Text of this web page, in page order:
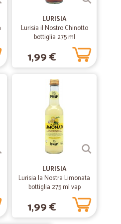
perani
Cecilia2595@gmail. m
della consegna a domicilio di
21/12/2019
così! Prodotti di qualità a
perfetti, consegna veloce con
Sicuramente farò altri acquisti.
LURISIA
Lurisia il Nostro Chinotto
bottiglia 275 ml
1,99 €
LURISIA
Lurisia la Nostra Limonata
bottiglia 275 ml vap
1,99 €